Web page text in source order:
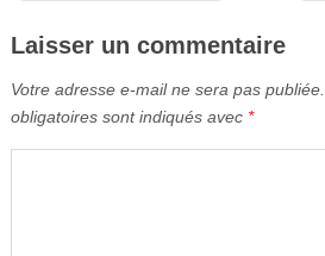
Laisser un commentaire
Votre adresse e-mail ne sera pas publiée.
obligatoires sont indiqués avec *